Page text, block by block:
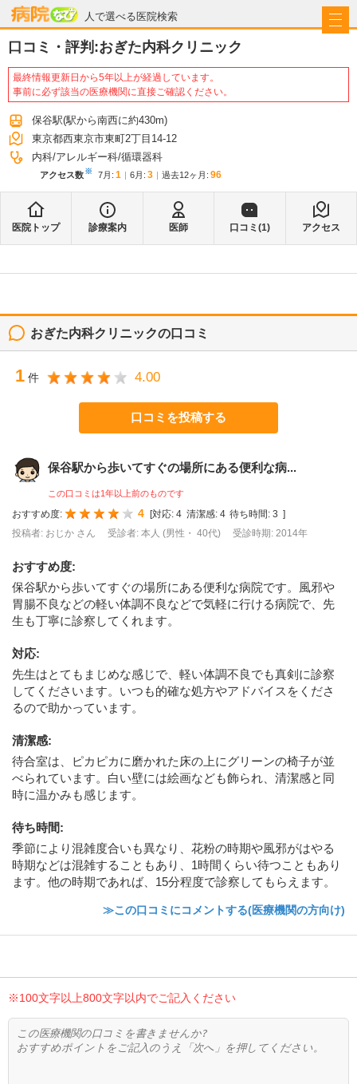
人で選べる医院検索
病院なび
口コミ・評判:おぎた内科クリニック
最終情報更新日から5年以上が経過しています。
事前に必ず該当の医療機関に直接ご確認ください。
保谷駅(駅から南西に約430m)
東京都西東京市東町2丁目14-12
内科 アレルギー科 循環器科
アクセス数※ 7月 : 1 6月 : 3 過去12ヶ月: 96
医院トップ 診療案内 医師 口コミ(1) アクセス
おぎた内科クリニックの口コミ
1 件 4.00
口コミを投稿する
保谷駅から歩いてすぐの場所にある便利な病...
この口コミは1年以上前のものです
おすすめ度: 4 [対応: 4 清潔感: 4 待ち時間: 3 ]
投稿者: おじか さん
受診者: 本人 (男性・ 40代) 受診時期: 2014年
おすすめ度:
保谷駅から歩いてすぐの場所にある便利な病院です。風邪や
胃腸不良などの軽い体調不良などで気軽に行ける病院で、先
生も丁寧に診察してくれます。
対応:
先生はとてもまじめな感じで、軽い体調不良でも真剣に診察
してくださいます。いつも的確な処方やアドバイスをくださ
るので助かっています。
清潔感:
待合室は、ピカピカに磨かれた床の上にグリーンの椅子が並
べられています。白い壁には絵画なども飾られ、清潔感と同
時に温かみも感じます。
待ち時間:
季節により混雑度合いも異なり、花粉の時期や風邪がはやる
時期などは混雑することもあり、1時間くらい待つこともあり
ます。他の時期であれば、15分程度で診察してもらえます。
≫この口コミにコメントする(医療機関の方向け)
※100文字以上800文字以内でご記入ください